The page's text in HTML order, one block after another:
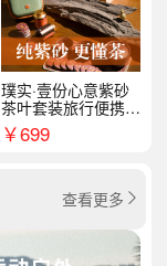
璞实·壹份心意紫砂
茶叶套装旅行便携式
商务企业福利新年礼
品
￥699
查看更多 